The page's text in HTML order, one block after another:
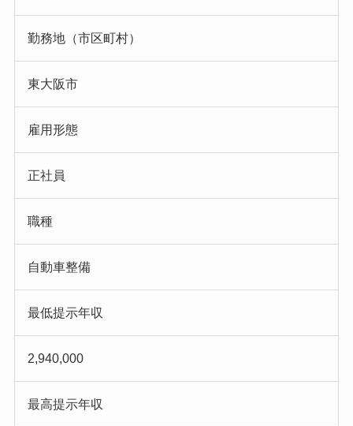
勤務地（市区町村）
東大阪市
雇用形態
正社員
職種
自動車整備
最低提示年収
2,940,000
最高提示年収